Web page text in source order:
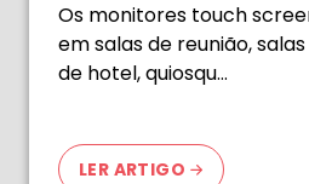
Os monitores touch
em salas de reunião,
de hotel, quiosqu…
LER ARTIGO